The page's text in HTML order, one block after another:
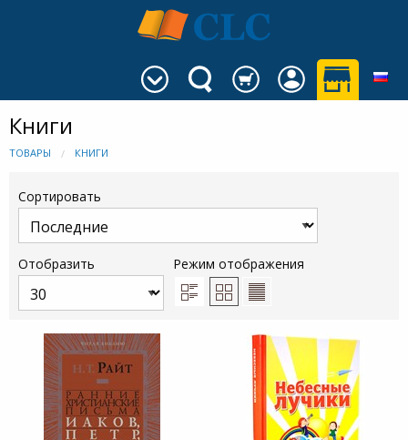
Книги
ТОВАРЫ КНИГИ
Сортировать
Отобразить Режим отображения